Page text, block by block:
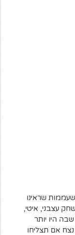
שראינו
עצבני, איטי,
שבה היו יותר
אם תצליחו